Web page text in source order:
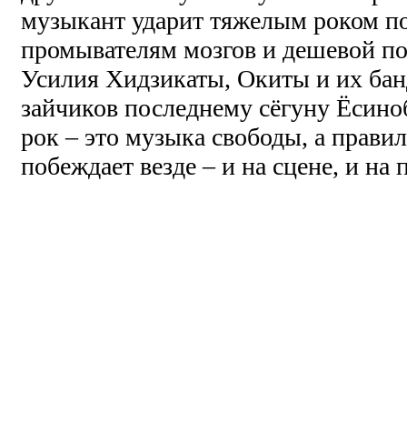
музыкант ударит тяжелым роком
промывателям мозгов и дешевой
Усилия Хидзикаты, Окиты и их
зайчиков последнему сёгуну
рок – это музыка свободы, а
побеждает везде – и на сцене, и на